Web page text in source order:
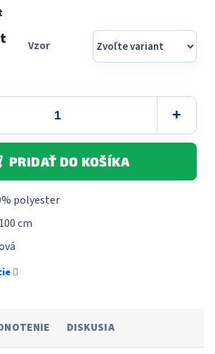
Vzor
PRIDAŤ DO KOŠÍKA
polyester
cm
DISKUSIA